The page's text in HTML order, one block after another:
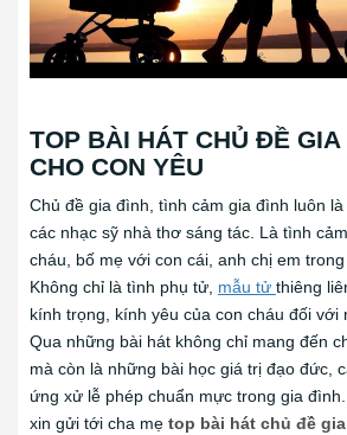
TOP BÀI HÁT CHỦ ĐỀ
CHO CON YÊU
Chủ đề gia đình, tình cảm gia đình luôn
các nhạc sỹ nhà thơ sáng tác. Là tình
cháu, bố mẹ với con cái, anh chị em trong
Không chỉ là tình phụ tử, mẫu tử thiêng
kính trọng, kính yêu của con cháu đối với
Qua những bài hát không chỉ mang đến
mà còn là những bài học giá trị đạo đức,
ứng xử lễ phép chuẩn mực trong gia
xin gửi tới cha mẹ top bài hát chủ đề